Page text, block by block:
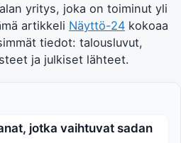
yritys, joka on toiminut yli
artikkeli Näyttö-24 kokoaa
tiedot: talousluvut,
ja julkiset lähteet.
jotka vaihtuvat sadan